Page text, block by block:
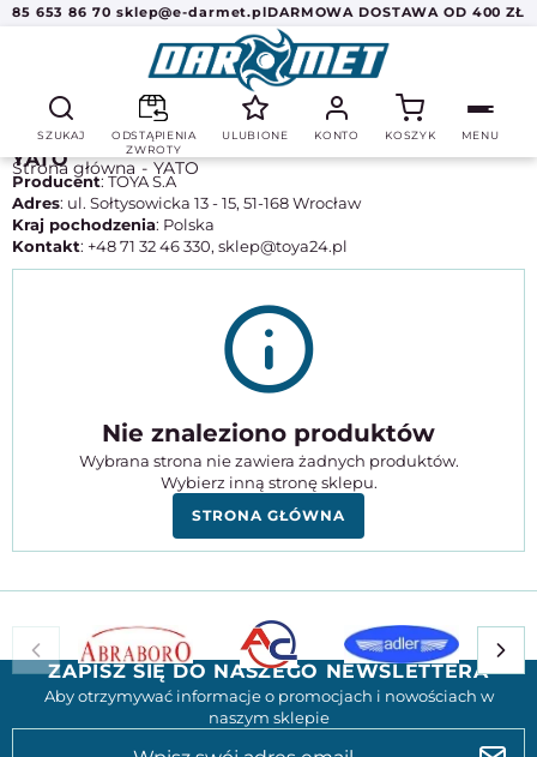
85 653 86 70 sklep@e-darmet.plDARMOWA DOSTAWA OD 400 ZŁ
SZUKAJ
ODSTĄPIENIA
ZWROTY
ULUBIONE KONTO KOSZYK MENU
Strona główna YATO
YATO
Producent: TOYA S.A
Adres: ul. Sołtysowicka 13 - 15, 51-168 Wrocław
Kraj pochodzenia: Polska
Kontakt: +48 71 32 46 330, sklep@toya24.pl
Nie znaleziono produktów
Wybrana strona nie zawiera żadnych produktów.
Wybierz inną stronę sklepu.
STRONA GŁÓWNA
ZAPISZ SIĘ DO NASZEGO NEWSLETTERA
Aby otrzymywać informacje o promocjach i nowościach w
naszym sklepie